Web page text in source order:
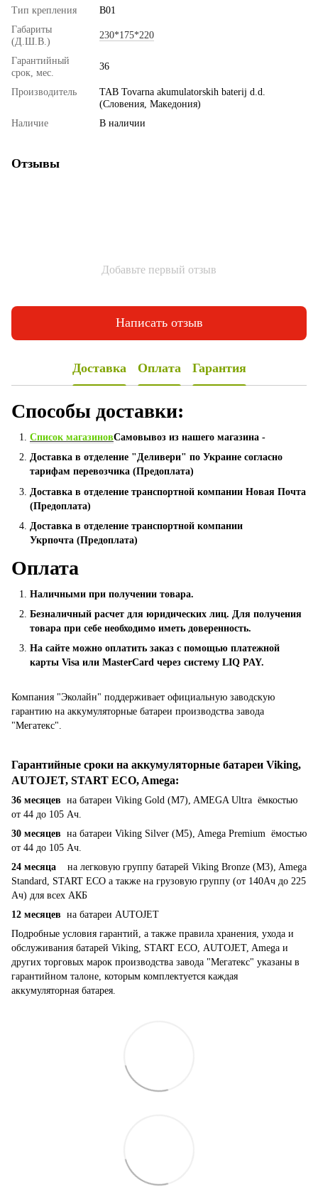
Тип крепления
B01
Габариты
(Д.Ш.В.)
230*175*220
Гарантийный
срок, мес.
36
Производитель
TAB Tovarna akumulatorskih baterij d.d.
(Словения, Македония)
Наличие
В наличии
Отзывы
Добавьте первый отзыв
Написать отзыв
Доставка Оплата Гарантия
Способы доставки:
Список магазиновСамовывоз из нашего магазина -
Доставка в отделение "Деливери" по Украине согласно
тарифам перевозчика (Предоплата)
Доставка в отделение транспортной компании Новая Почта
(Предоплата)
Доставка в отделение транспортной компании
Укрпочта (Предоплата)
Оплата
Наличными при получении товара.
Безналичный расчет для юридических лиц. Для получения
товара при себе необходимо иметь доверенность.
На сайте можно оплатить заказ с помощью платежной
карты Visa или MasterCard через систему LIQ PAY.
Компания "Эколайн" поддерживает официальную заводскую
гарантию на аккумуляторные батареи производства завода
"Мегатекс".
Гарантийные сроки на аккумуляторные батареи Viking,
AUTOJET, START ECO, Amega:
36 месяцев на батареи Viking Gold (M7), AMEGA Ultra ёмкостью
от 44 до 105 Ач.
30 месяцев на батареи Viking Silver (M5), Amega Premium ёмостью
от 44 до 105 Ач.
24 месяца на легковую группу батарей Viking Bronze (M3), Amega
Standard, START ECO а также на грузовую группу (от 140Ач до 225
Ач) для всех АКБ
12 месяцев на батареи AUTOJET
Подробные условия гарантий, а также правила хранения, ухода и
обслуживания батарей Viking, START ECO, AUTOJET, Amega и
других торговых марок производства завода "Мегатекс" указаны в
гарантийном талоне, которым комплектуется каждая
аккумуляторная батарея.